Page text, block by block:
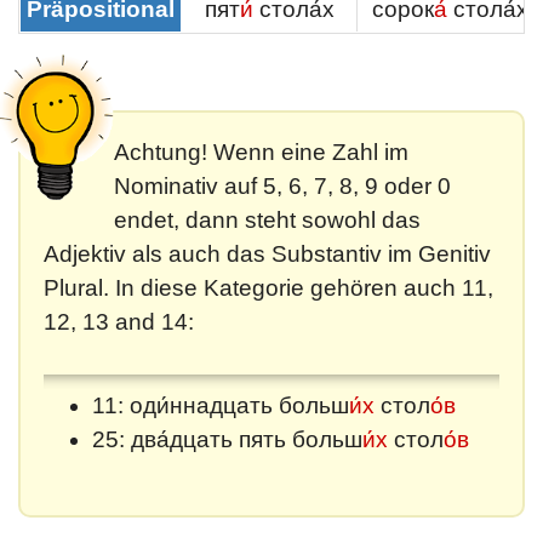
Präpositional пяти́ стола́х сорока́ стола́х
Achtung! Wenn eine Zahl im
Nominativ auf 5, 6, 7, 8, 9 oder 0
endet, dann steht sowohl das
Adjektiv als auch das Substantiv im Genitiv
Plural. In diese Kategorie gehören auch 11,
12, 13 and 14:
11: оди́ннадцать больши́х столо́в
25: два́дцать пять больши́х столо́в